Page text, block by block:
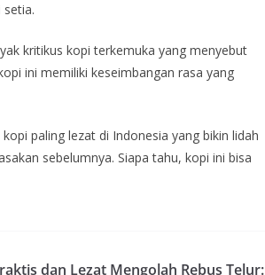
kritikus kopi terkemuka yang menyebut
ini memiliki keseimbangan rasa yang
paling lezat di Indonesia yang bikin lidah
sebelumnya. Siapa tahu, kopi ini bisa
dan Lezat Mengolah Rebus Telur: